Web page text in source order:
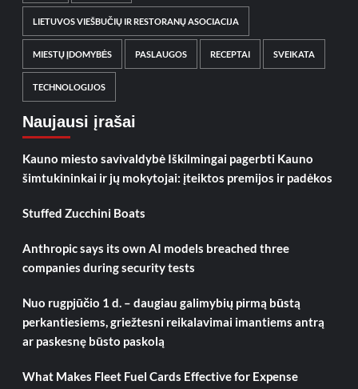
LIETUVOS VIEŠBUČIŲ IR RESTORANŲ ASOCIACIJA
MIESTŲ ĮDOMYBĖS PASLAUGOS RECEPTAI SVEIKATA
TECHNOLOGIJOS
Naujausi įrašai
Kauno miesto savivaldybė Iškilmingai pagerbti Kauno
šimtukininkai ir jų mokytojai: įteiktos premijos ir padėkos
Stuffed Zucchini Boats
Anthropic says its own AI models breached three
companies during security tests
Nuo rugpjūčio 1 d. – daugiau galimybių pirmą būstą
perkantiesiems, griežtesni reikalavimai imantiems antrą
ar paskesnę būsto paskolą
What Makes Fleet Fuel Cards Effective for Expense